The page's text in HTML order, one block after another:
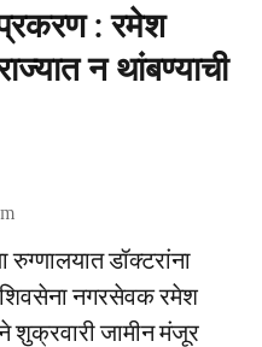
प्रकरण : रमेश
न थांबण्याची
रुग्णालयात डॉक्टरांना
नगरसेवक रमेश
शुक्रवारी जामीन मंजूर